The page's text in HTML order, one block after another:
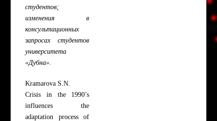
студентов;
изменения в
консультационных
запросах студентов
университета
«Дубна».
Kramarova S.N.
Crisis in the 1990’s
influences the
adaptation process of